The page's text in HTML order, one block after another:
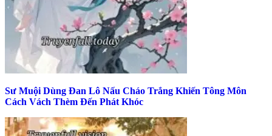
Sư Muội Dùng Đan Lô Nấu Cháo Trắng Khiến Tông Môn
Cách Vách Thèm Đến Phát Khóc